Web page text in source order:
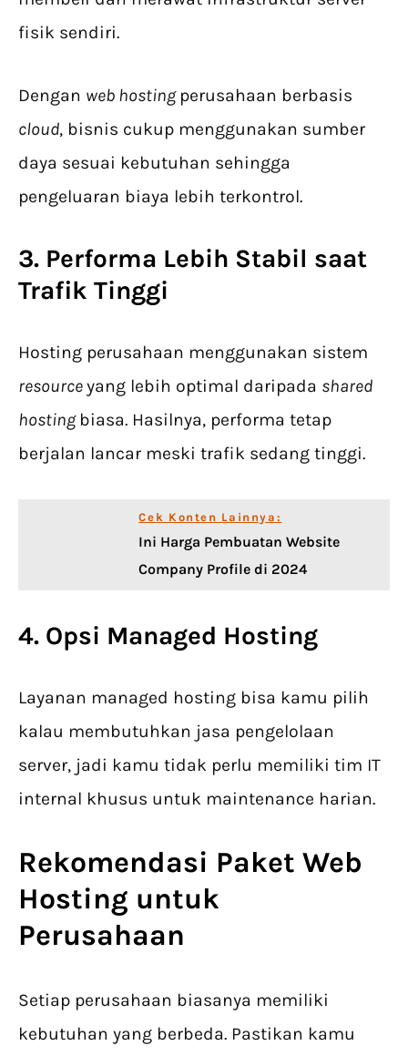
fisik sendiri.
Dengan web hosting perusahaan berbasis
cloud, bisnis cukup menggunakan sumber
daya sesuai kebutuhan sehingga
pengeluaran biaya lebih terkontrol.
3. Performa Lebih Stabil saat
Trafik Tinggi
Hosting perusahaan menggunakan sistem
resourceyang lebih optimal daripada shared
hosting biasa. Hasilnya, performa tetap
berjalan lancar meski trafik sedang tinggi.
Cek Konten Lainnya:
Ini Harga Pembuatan Website
Company Profile di 2024
4. Opsi Managed Hosting
Layanan managed hosting bisa kamu pilih
kalau membutuhkan jasa pengelolaan
server, jadi kamu tidak perlu memiliki tim IT
internal khusus untuk maintenance harian.
Rekomendasi Paket Web
Hosting untuk
Perusahaan
Setiap perusahaan biasanya memiliki
kebutuhan yang berbeda. Pastikan kamu